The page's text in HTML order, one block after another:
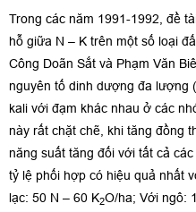
Trong các năm 1991-1992, đề
hỗ giữa N – K trên một số loại
Công Doãn Sắt và Phạm Văn
nguyên tố dinh dượng đa lượng
kali với đạm khác nhau ở các
này rất chặt chẽ, khi tăng đồng
năng suất tăng đối với tất cả
tỷ lệ phối hợp có hiệu quả nhất
lạc: 50 N – 60 K2O/ha; Với ngô: